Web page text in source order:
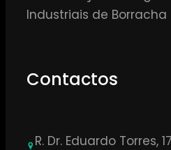
Industriais de Borracha
Contactos
R. Dr. Eduardo Torres,